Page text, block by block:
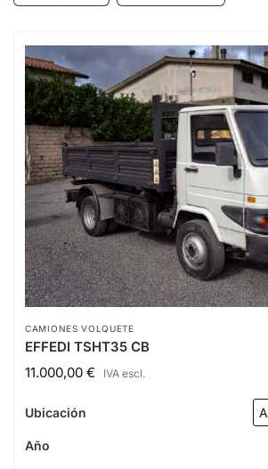
CAMIONES VOLQUETE
EFFEDI TSHT35 CB
11.000,00 € IVA escl.
Ubicación
Año